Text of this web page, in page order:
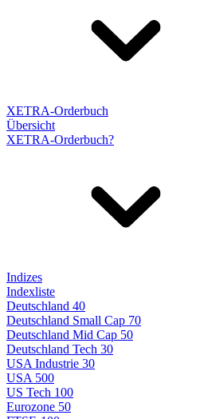
XETRA-Orderbuch
Übersicht
XETRA-Orderbuch?
Indizes
Indexliste
Deutschland 40
Deutschland Small Cap 70
Deutschland Mid Cap 50
Deutschland Tech 30
USA Industrie 30
USA 500
US Tech 100
Eurozone 50